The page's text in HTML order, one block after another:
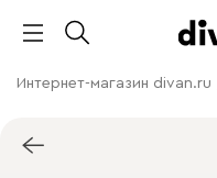
Интернет-магазин divan.ru